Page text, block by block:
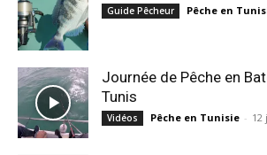
Guide Pêcheur Pêche en
Journée de Pêche en
Tunis
Vidéos Pêche en Tunisie - 12